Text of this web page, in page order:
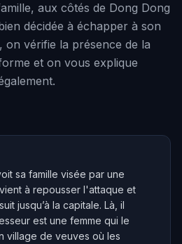
aux côtés de Dong Dong
décidée à échapper à son
on vérifie la présence de la
et on vous explique
sa famille visée par une
à repousser l'attaque et
jusqu’à la capitale. Là, il
est une femme qui le
village de veuves où les